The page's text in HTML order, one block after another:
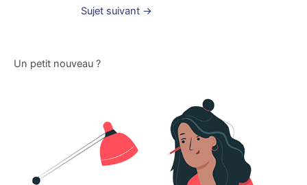
Sujet suivant →
Un petit nouveau ?